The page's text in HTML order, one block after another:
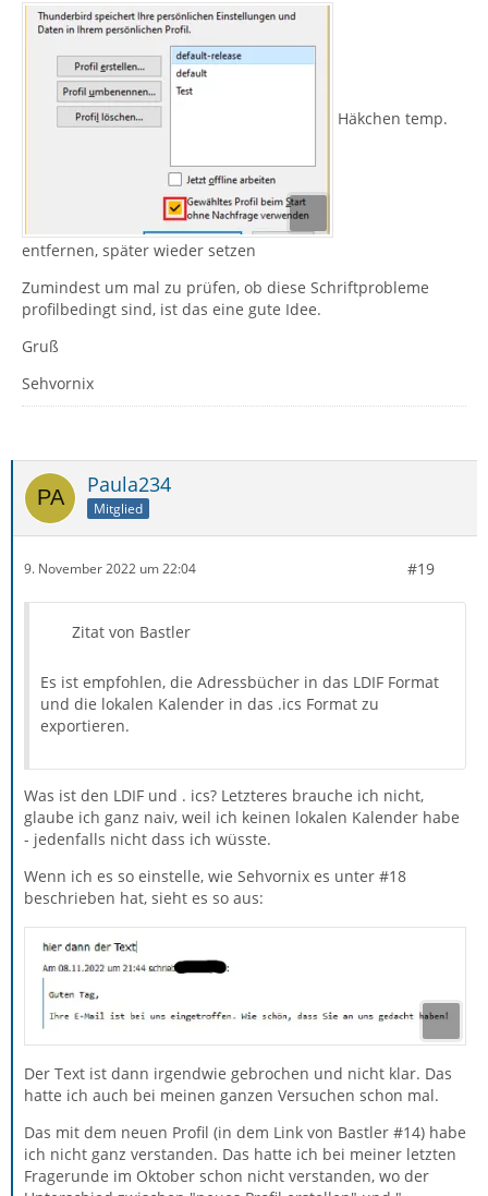
Häkchen temp.
entfernen, später wieder setzen
Zumindest um mal zu prüfen, ob diese Schriftprobleme
profilbedingt sind, ist das eine gute Idee.
Gruß
Sehvornix
Paula234
Mitglied
9. November 2022 um 22:04 #19
Zitat von Bastler
Es ist empfohlen, die Adressbücher in das LDIF Format
und die lokalen Kalender in das .ics Format zu
exportieren.
Was ist den LDIF und . ics? Letzteres brauche ich nicht,
glaube ich ganz naiv, weil ich keinen lokalen Kalender habe
- jedenfalls nicht dass ich wüsste.
Wenn ich es so einstelle, wie Sehvornix es unter #18
beschrieben hat, sieht es so aus:
Der Text ist dann irgendwie gebrochen und nicht klar. Das
hatte ich auch bei meinen ganzen Versuchen schon mal.
Das mit dem neuen Profil (in dem Link von Bastler #14) habe
ich nicht ganz verstanden. Das hatte ich bei meiner letzten
Fragerunde im Oktober schon nicht verstanden, wo der